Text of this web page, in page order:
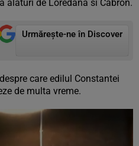
alaturi de Loredana si Cabron.
Urmărește-ne în Discover
care edilul Constantei
de multa vreme.